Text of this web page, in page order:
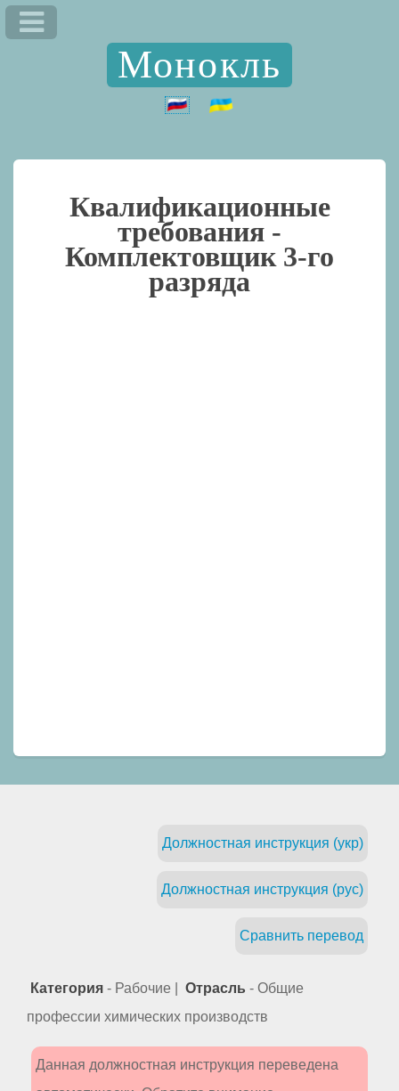
Монокль
Квалификационные
требования -
Комплектовщик 3-го
разряда
Должностная инструкция (укр)
Должностная инструкция (рус)
Сравнить перевод
Категория - Рабочие | Отрасль - Общие
профессии химических производств
Данная должностная инструкция переведена